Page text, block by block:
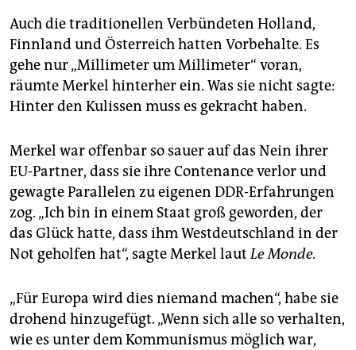
Auch die traditionellen Verbündeten Holland,
Finnland und Österreich hatten Vorbehalte. Es
gehe nur „Millimeter um Millimeter“ voran,
räumte Merkel hinterher ein. Was sie nicht sagte:
Hinter den Kulissen muss es gekracht haben.
Merkel war offenbar so sauer auf das Nein ihrer
EU-Partner, dass sie ihre Contenance verlor und
gewagte Parallelen zu eigenen DDR-Erfahrungen
zog. „Ich bin in einem Staat groß geworden, der
das Glück hatte, dass ihm Westdeutschland in der
Not geholfen hat“, sagte Merkel lautLe Monde.
„Für Europa wird dies niemand machen“, habe sie
drohend hinzugefügt. „Wenn sich alle so verhalten,
wie es unter dem Kommunismus möglich war,